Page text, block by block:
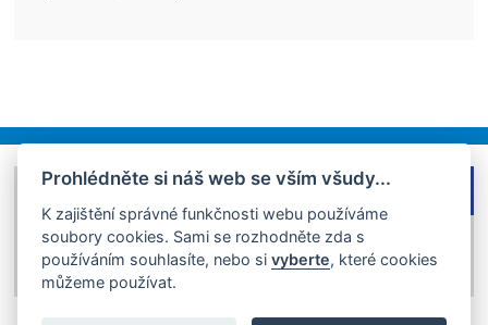
OBCHODNÍ PODMÍNKY
GDPR
KONTAKT
FACEBOOK
Prohlédněte si náš web se vším všudy...
K zajištění správné funkčnosti webu používáme
soubory cookies. Sami se rozhodněte zda s
používáním souhlasíte, nebo sivyberte, které cookies
můžeme používat.